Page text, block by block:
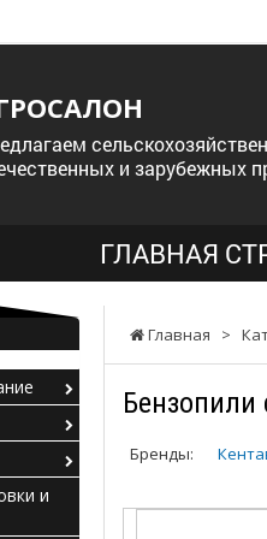
и зарубежных
ГЛАВНАЯ
Главная >
Бензопили
Бренды:
и